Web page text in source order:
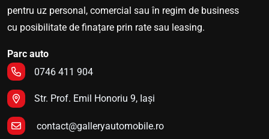
pentru uz personal, comercial sau în regim de business
cu posibilitate de finațare prin rate sau leasing.
Parc auto
0746 411 904
Str. Prof. Emil Honoriu 9, Iași
contact@galleryautomobile.ro